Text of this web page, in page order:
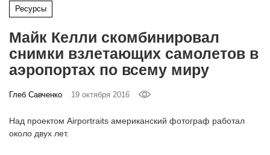
Ресурсы
Майк Келли скомбинировал
снимки взлетающих самолетов в
аэропортах по всему миру
Глеб Савченко 19 октября 2016
Над проектом Airportraits американский фотограф работал
около двух лет.